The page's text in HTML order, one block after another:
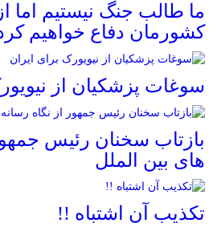
ما طالب جنگ نیستیم اما
کشورمان دفاع خواهیم
سوغات پزشکیان از
بازتاب سخنان رئیس
های بین الملل
تکذیب آن اشتباه !!